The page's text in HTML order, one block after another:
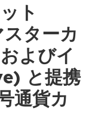
ト
ターカ
よびイ
と提携
通貨カ